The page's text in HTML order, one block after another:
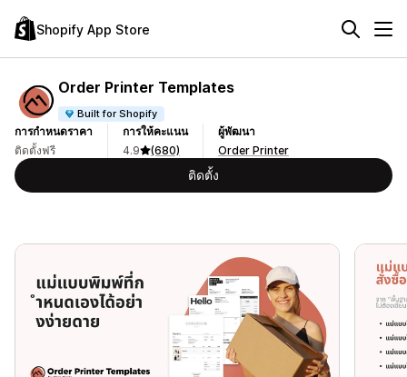
Shopify App Store
Order Printer Templates
Built for Shopify
การกำหนดราคา
ติดตั้งฟรี
การให้คะแนน
4.9
(680)
ผู้พัฒนา
Order Printer
ติดตั้ง